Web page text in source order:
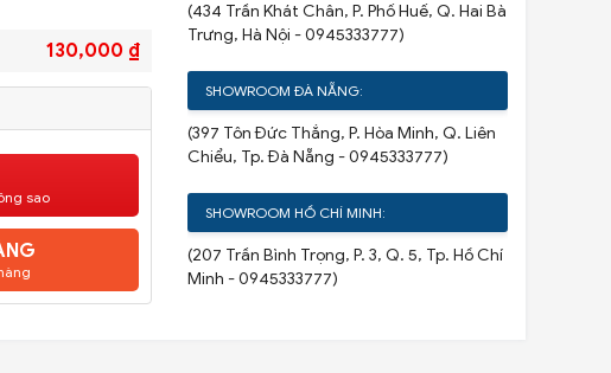
130,000 ₫
sao
(434 Trần Khát Chân, P. Phố Huế, Q. Hai Bà
Trưng, Hà Nội - 0945333777)
SHOWROOM ĐÀ NẴNG:
(397 Tôn Đức Thắng, P. Hòa Minh, Q. Liên
Chiểu, Tp. Đà Nẵng - 0945333777)
SHOWROOM HỒ CHÍ MINH:
(207 Trần Bình Trọng, P. 3, Q. 5, Tp. Hồ Chí
Minh - 0945333777)